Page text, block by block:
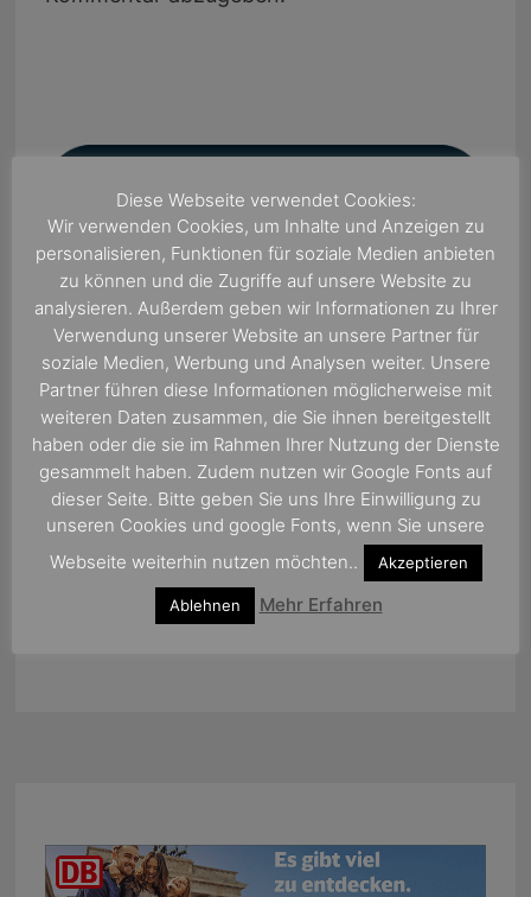
Diese Webseite verwendet Cookies:
Wir verwenden Cookies, um Inhalte und Anzeigen zu
personalisieren, Funktionen für soziale Medien anbieten
zu können und die Zugriffe auf unsere Website zu
analysieren. Außerdem geben wir Informationen zu Ihrer
Verwendung unserer Website an unsere Partner für
soziale Medien, Werbung und Analysen weiter. Unsere
Partner führen diese Informationen möglicherweise mit
weiteren Daten zusammen, die Sie ihnen bereitgestellt
haben oder die sie im Rahmen Ihrer Nutzung der Dienste
gesammelt haben. Zudem nutzen wir Google Fonts auf
dieser Seite. Bitte geben Sie uns Ihre Einwilligung zu
unseren Cookies und google Fonts, wenn Sie unsere
Webseite weiterhin nutzen möchten..
Akzeptieren
Ablehnen Mehr Erfahren